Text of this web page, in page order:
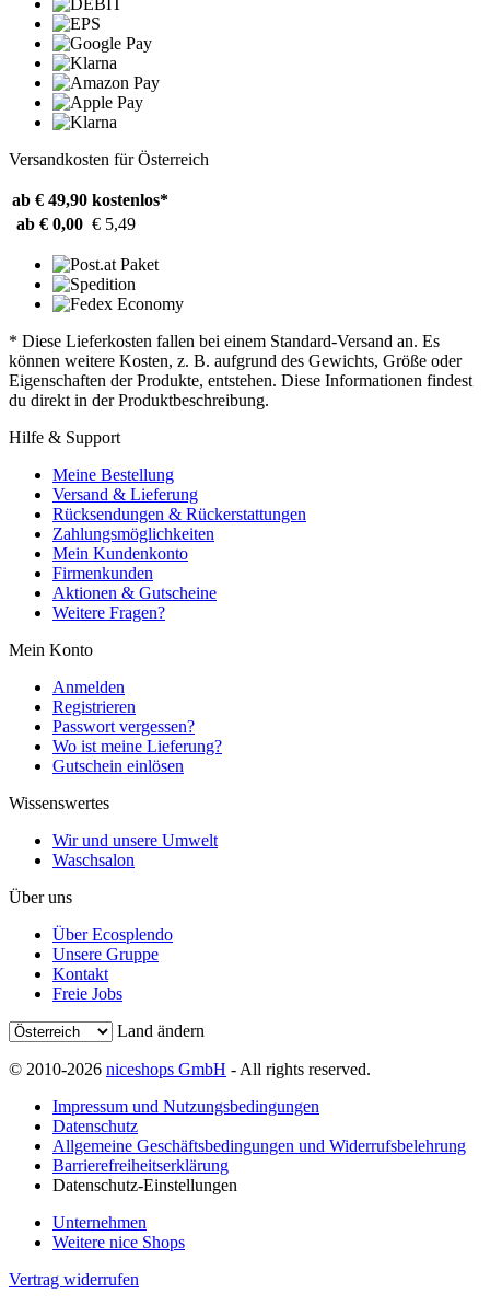
Versandkosten für Österreich
ab € 49,90 kostenlos*
ab € 0,00 € 5,49
* Diese Lieferkosten fallen bei einem Standard-Versand an. Es
können weitere Kosten, z. B. aufgrund des Gewichts, Größe oder
Eigenschaften der Produkte, entstehen. Diese Informationen findest
du direkt in der Produktbeschreibung.
Hilfe & Support
Meine Bestellung
Versand & Lieferung
Rücksendungen & Rückerstattungen
Zahlungsmöglichkeiten
Mein Kundenkonto
Firmenkunden
Aktionen & Gutscheine
Weitere Fragen?
Mein Konto
Anmelden
Registrieren
Passwort vergessen?
Wo ist meine Lieferung?
Gutschein einlösen
Wissenswertes
Wir und unsere Umwelt
Waschsalon
Über uns
Über Ecosplendo
Unsere Gruppe
Kontakt
Freie Jobs
Land ändern
© 2010-2026 niceshops GmbH - All rights reserved.
Impressum und Nutzungsbedingungen
Datenschutz
Allgemeine Geschäftsbedingungen und Widerrufsbelehrung
Barrierefreiheitserklärung
Datenschutz-Einstellungen
Unternehmen
Weitere nice Shops
Vertrag widerrufen